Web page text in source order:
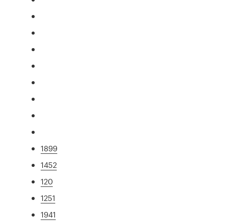
1899
1452
120
1251
1941